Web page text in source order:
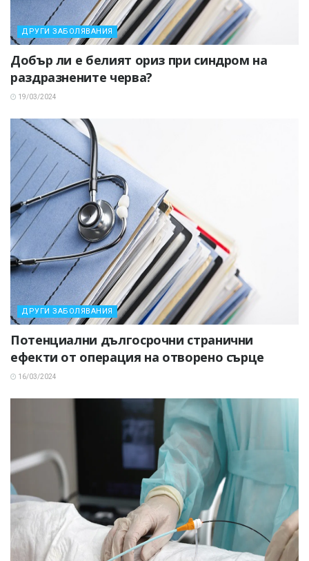
ДРУГИ ЗАБОЛЯВАНИЯ
Добър ли е белият ориз при синдром на
раздразнените черва?
19/03/2024
ДРУГИ ЗАБОЛЯВАНИЯ
Потенциални дългосрочни странични
ефекти от операция на отворено сърце
16/03/2024